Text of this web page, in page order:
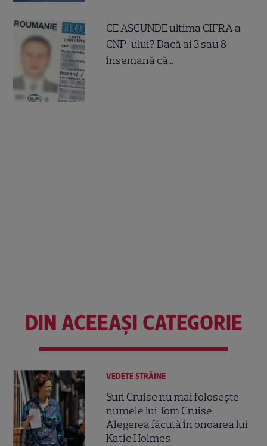
CE ASCUNDE ultima CIFRA a
CNP-ului? Dacă ai 3 sau 8
însemană că...
DIN ACEEAȘI CATEGORIE
VEDETE STRĂINE
Suri Cruise nu mai folosește
numele lui Tom Cruise.
Alegerea făcută în onoarea lui
Katie Holmes